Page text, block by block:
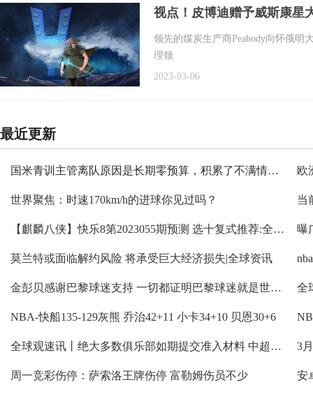
视点！皮博迪赠予威斯康星
领先的煤炭生产商Peabody向怀俄明
理领
2023-03-06
最近更新
国米青训主管离队原因是长期零预算，积累了不满情绪 全球聚焦
世界聚焦：时速170km/h的进球你见过吗？ 当
【麒麟八侠】快乐8第2023055期预测 选十复式推荐:全球热门
莫兰特或面临解约风险 将承受巨大经济损失|全球资讯
金彭贝感谢巴黎球迷支持 一切都证明巴黎球迷就是世界上最好的:世界即时
NBA-快船135-129灰熊 乔治42+11 小卡34+10 贝恩30+6
全球观速讯丨绝大多数俱乐部如期提交准入材料 中超或将缩水至16队 3
周一竞彩伤停：萨索洛王牌伤停 富勒姆伤员不少